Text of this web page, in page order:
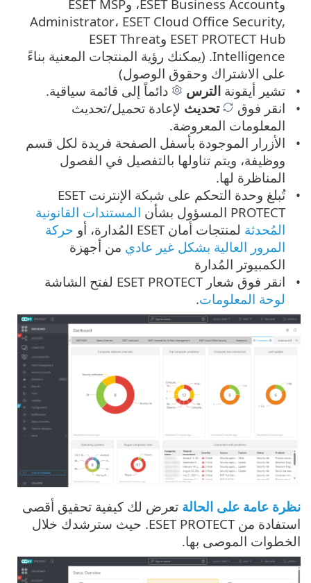
وESET Business Account، وESET MSP
Administrator، ESET Cloud Office Security,
ESET PROTECT Hub وESET Threat
Intelligence. (يمكنك رؤية المنتجات المعنية بناءً
على الاشتراك وحقوق الوصول)
تشير أيقونةالترس
دائماً إلى قائمة سياقية.
انقر فوق
تحديث لإعادة تحميل/تحديث
المعلومات المعروضة.
الأزرار الموجودة بأسفل الصفحة فريدة لكل قسم
ووظيفة، ويتم تناولها بالتفصيل في الفصول
المناظرة لها.
تُبلغ وحدة التحكم على شبكة الإنترنت ESET
PROTECT المسؤول بشأن
المستندات القانونية
المُحدثة لمنتجات أمان ESET المُدارة، أو
حركة
المرور العالية بشكل غير عادي من أجهزة
الكمبيوتر المُدارة
انقر فوق شعار ESET PROTECT لفتح الشاشة
لوحة المعلومات.
نظرة عامة على الحالة تعرض لك كيفية تحقيق أقصى
استفادة من ESET PROTECT. حيث سترشدك خلال
الخطوات الموصى بها.